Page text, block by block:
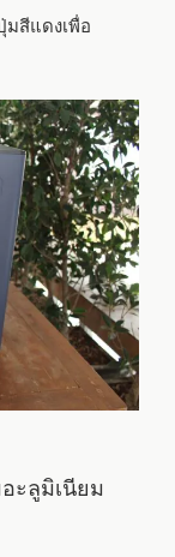
สีแดงเพื่อ
ะลูมิเนียม